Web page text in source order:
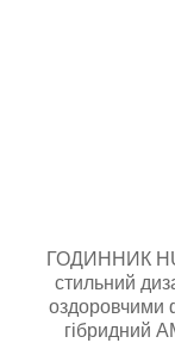
ГОДИННИК
стильний
оздоровчими
гібридний